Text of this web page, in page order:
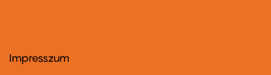
Footer
Impresszum